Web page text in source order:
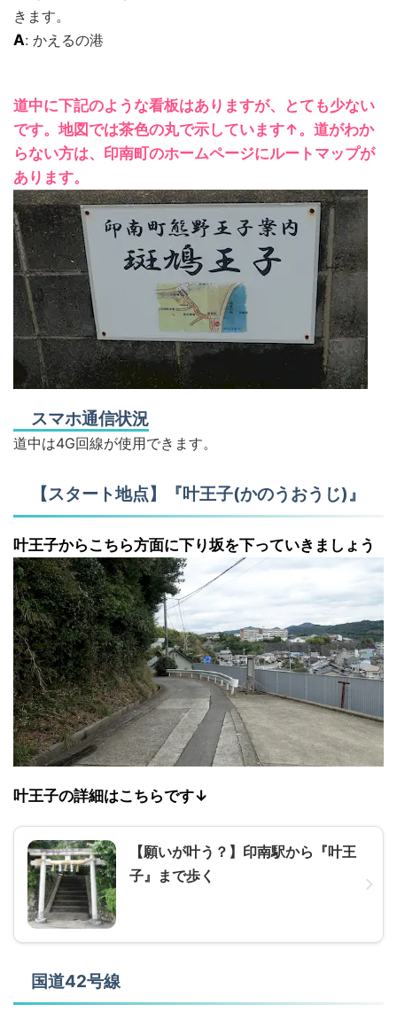
きます。
A: かえるの港
道中に下記のような看板はありますが、とても少ない
です。地図では茶色の丸で示しています↑。道がわか
らない方は、印南町のホームページにルートマップが
あります。
スマホ通信状況
道中は4G回線が使用できます。
【スタート地点】『叶王子(かのうおうじ)』
叶王子からこちら方面に下り坂を下っていきましょう
叶王子の詳細はこちらです↓
【願いが叶う？】印南駅から『叶王
子』まで歩く
国道42号線